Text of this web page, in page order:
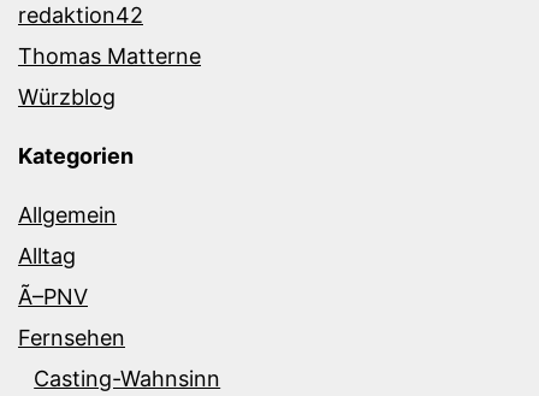
redaktion42
Thomas Matterne
Würzblog
Kategorien
Allgemein
Alltag
Ã–PNV
Fernsehen
Casting-Wahnsinn